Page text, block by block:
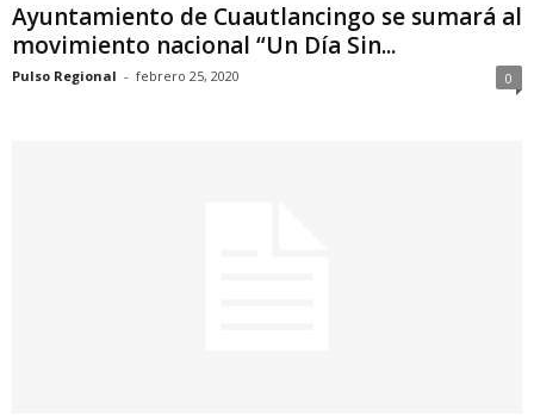
Ayuntamiento de Cuautlancingo se sumará al
movimiento nacional “Un Día Sin...
Pulso Regional - febrero 25, 2020 0